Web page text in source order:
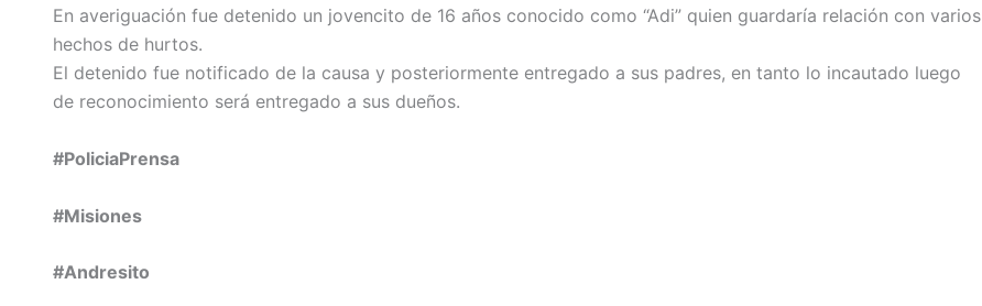
En averiguación fue detenido un jovencito de 16 años conocido como “Adi” quien guardaría relación con varios
hechos de hurtos.
El detenido fue notificado de la causa y posteriormente entregado a sus padres, en tanto lo incautado luego
de reconocimiento será entregado a sus dueños.
#PoliciaPrensa
#Misiones
#Andresito